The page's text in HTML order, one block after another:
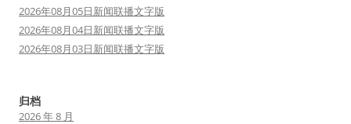
2026年08月05日新闻联播文字版
2026年08月04日新闻联播文字版
2026年08月03日新闻联播文字版
归档
2026 年 8 月